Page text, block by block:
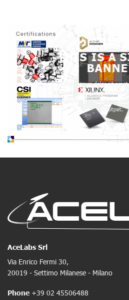
THIS IS A
Lorem ipsum dolor sit
adipiscing elit, sed diam
tincidunt ut laoreet dolore
volutpat.
AceLabs Srl
Via Enrico Fermi 30,
20019 - Settimo Milanese - Milano
Phone +39 02 45506488